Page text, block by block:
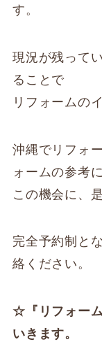
す。
現況が残って
ることで
リフォームの
沖縄でリフォ
ォームの参考
この機会に、
完全予約制と
絡ください。
☆『リフォー
いきます。